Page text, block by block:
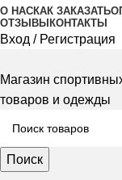
О НАСКАК ЗАКАЗАТЬ
ОТЗЫВЫ КОНТАКТЫ
Вход / Регистрация
Магазин
товаров и одежды
Поиск